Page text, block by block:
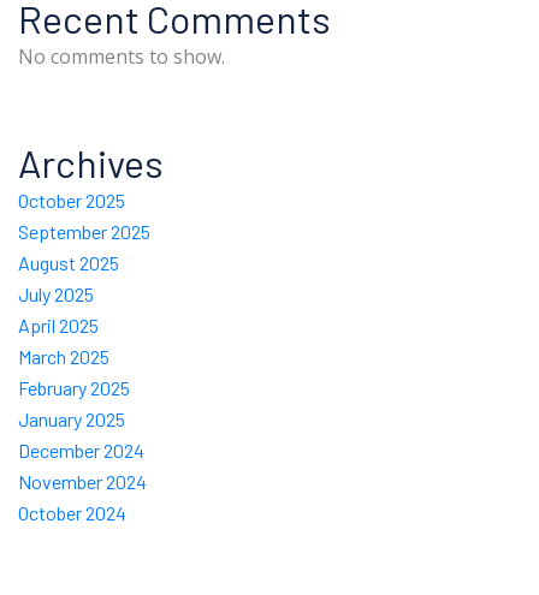
Recent Comments
No comments to show.
Archives
October 2025
September 2025
August 2025
July 2025
April 2025
March 2025
February 2025
January 2025
December 2024
November 2024
October 2024